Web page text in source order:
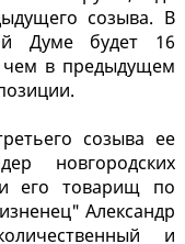
созыва. В
Думе будет 16
чем в предыдущем
созыва ее
новгородских
его товарищ по
Александр
и